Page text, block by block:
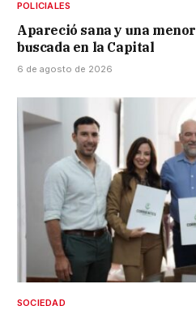
POLICIALES
Apareció sana y una
buscada en la Capital
6 de agosto de 2026
SOCIEDAD